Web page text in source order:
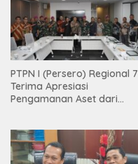
PTPN I (Persero) Regional 7
Terima Apresiasi
Pengamanan Aset dari